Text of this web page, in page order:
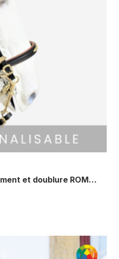
Bride Portugaise ornement et doublure ROMARIA II